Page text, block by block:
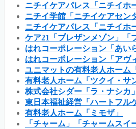
ニチイケアパレス「ニチイホ
ニチイ学館「ニチイケアセン
ニチイケアパレス「ニチイホ
ケア21「プレザンメゾン」「
はれコーポレーション「あい
はれコーポレーション「アヴ
ユニマットの有料老人ホーム
有料老人ホーム「ツクイ・サ
株式会社シダー「ラ・ナシカ」
東日本福祉経営「ハートフル
有料老人ホーム「ミモザ」
「チャーム」「チャームスイ